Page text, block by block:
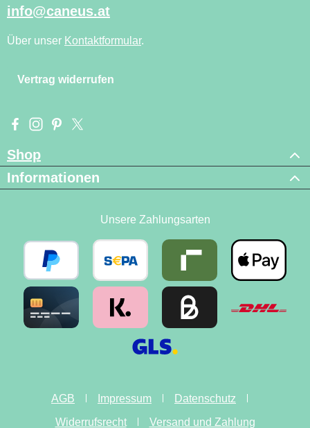
info@caneus.at
Über unser Kontaktformular.
Vertrag widerrufen
Besuche uns auf Facebook – öffnet in neuem Tab (externer
Schau auf Instagram vorbei – öffnet in neuem Tab
Lass dich auf Pinterest inspirieren – öffnet in neuem
Folge uns auf X – öffnet in neuem Tab (externer
Shop
Informationen
Unsere Zahlungsarten
AGB Impressum
Datenschutz
Widerrufsrecht
Versand und Zahlung